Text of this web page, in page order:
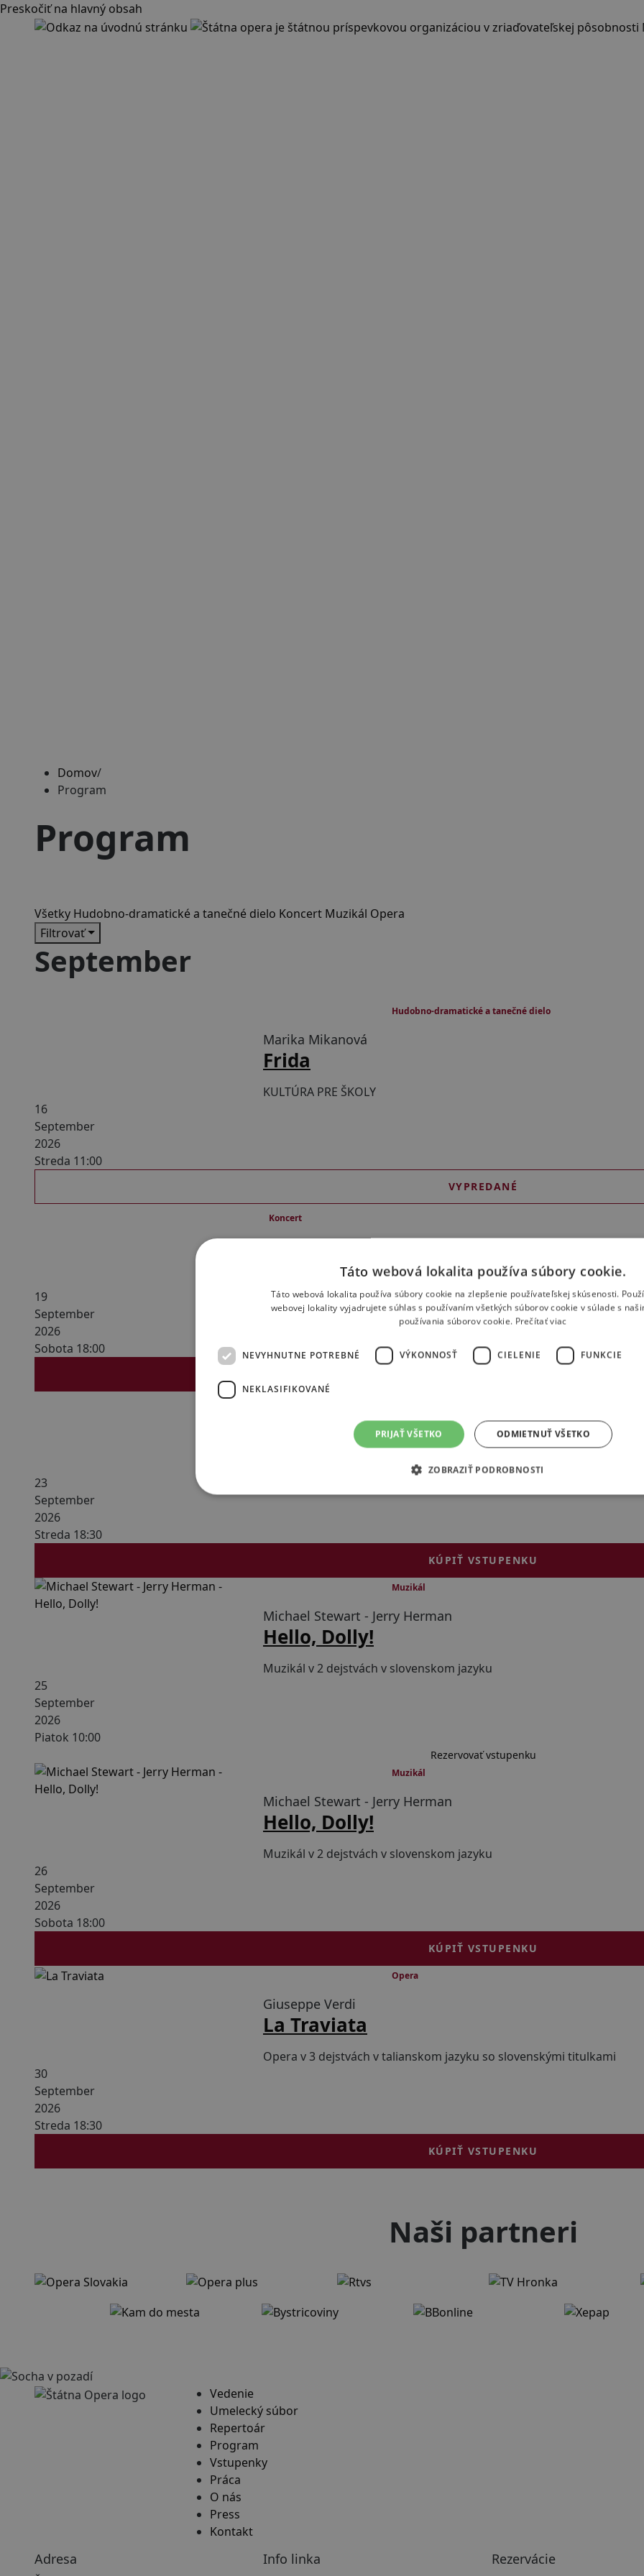
Preskočiť na hlavný obsah
Domov/
Program
Program
Všetky Hudobno-dramatické a tanečné dielo Koncert Muzikál Opera
Filtrovať
September
Hudobno-dramatické a tanečné dielo
Marika Mikanová
Frida
KULTÚRA PRE ŠKOLY
16
September
2026
Streda 11:00
VYPREDANÉ
Koncert
Slávnostný koncert pri príležitosti otvorenia divadelnej sezóny 2026/
19
September
2026
Sobota 18:00
Marika Mikanová
23
September
2026
Streda 18:30
KÚPIŤ VSTUPENKU
Muzikál
Michael Stewart - Jerry Herman
Hello, Dolly!
Muzikál v 2 dejstvách v slovenskom jazyku
25
September
2026
Piatok 10:00
Rezervovať vstupenku
Muzikál
Michael Stewart - Jerry Herman
Hello, Dolly!
Muzikál v 2 dejstvách v slovenskom jazyku
26
September
2026
Sobota 18:00
KÚPIŤ VSTUPENKU
Opera
Giuseppe Verdi
La Traviata
Opera v 3 dejstvách v talianskom jazyku so slovenskými titulkami
30
September
2026
Streda 18:30
KÚPIŤ VSTUPENKU
Naši partneri
Vedenie
Umelecký súbor
Repertoár
Program
Vstupenky
Práca
O nás
Press
Kontakt
Adresa Info linka Rezervácie
Táto webová lokalita používa súbory cookie.
Táto webová lokalita používa súbory cookie na zlepšenie používateľskej skúsenosti.
webovej lokality vyjadrujete súhlas s používaním všetkých súborov cookie v súlade s
používania súborov cookie. Prečítať viac
NEVYHNUTNE POTREBNÉ VÝKONNOSŤ CIELENIE FUNKCIE
NEKLASIFIKOVANÉ
PRIJAŤ VŠETKO ODMIETNUŤ VŠETKO
ZOBRAZIŤ PODROBNOSTI